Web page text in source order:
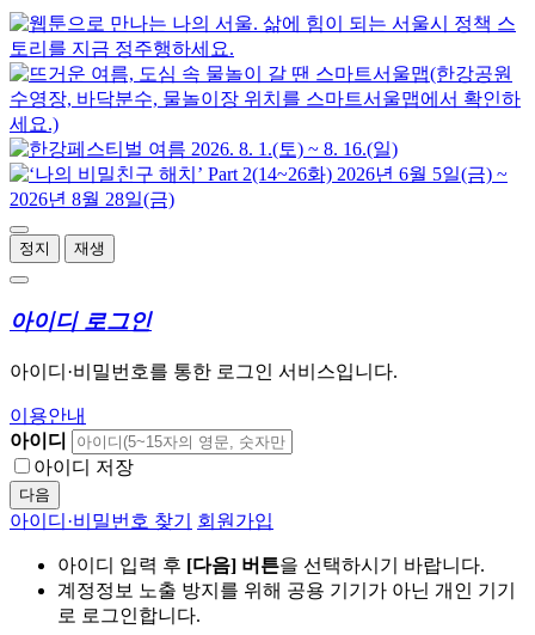
정지 재생
아이디 로그인
아이디·비밀번호를 통한 로그인 서비스입니다.
이용안내
아이디
아이디 저장
다음
아이디·비밀번호 찾기 회원가입
아이디 입력 후 [다음] 버튼을 선택하시기 바랍니다.
계정정보 노출 방지를 위해 공용 기기가 아닌 개인 기기
로 로그인합니다.